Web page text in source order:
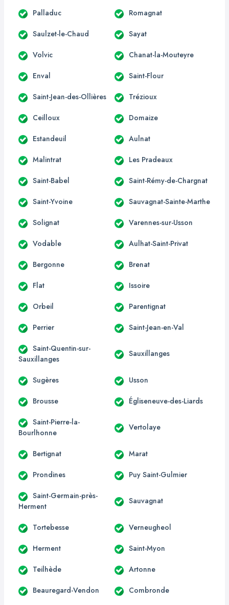
Palladuc Romagnat
Saulzet-le-Chaud Sayat
Volvic Chanat-la-Mouteyre
Enval Saint-Flour
Saint-Jean-des-Ollières Trézioux
Ceilloux Domaize
Estandeuil Aulnat
Malintrat Les Pradeaux
Saint-Babel Saint-Rémy-de-Chargnat
Saint-Yvoine Sauvagnat-Sainte-Marthe
Solignat Varennes-sur-Usson
Vodable Aulhat-Saint-Privat
Bergonne Brenat
Flat Issoire
Orbeil Parentignat
Perrier Saint-Jean-en-Val
Saint-Quentin-sur-
Sauxillanges
Sauxillanges
Sugères Usson
Brousse Égliseneuve-des-Liards
Saint-Pierre-la-
Bourlhonne
Vertolaye
Bertignat Marat
Prondines Puy Saint-Gulmier
Saint-Germain-près-
Herment
Sauvagnat
Tortebesse Verneugheol
Herment Saint-Myon
Teilhède Artonne
Beauregard-Vendon Combronde